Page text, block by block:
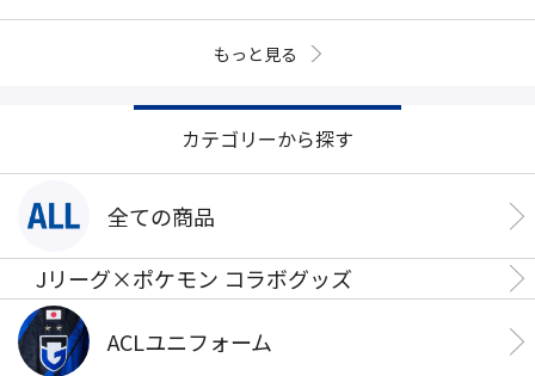
もっと見る
カテゴリーから探す
全ての商品
Jリーグ×ポケモン コラボグッズ
ACLユニフォーム